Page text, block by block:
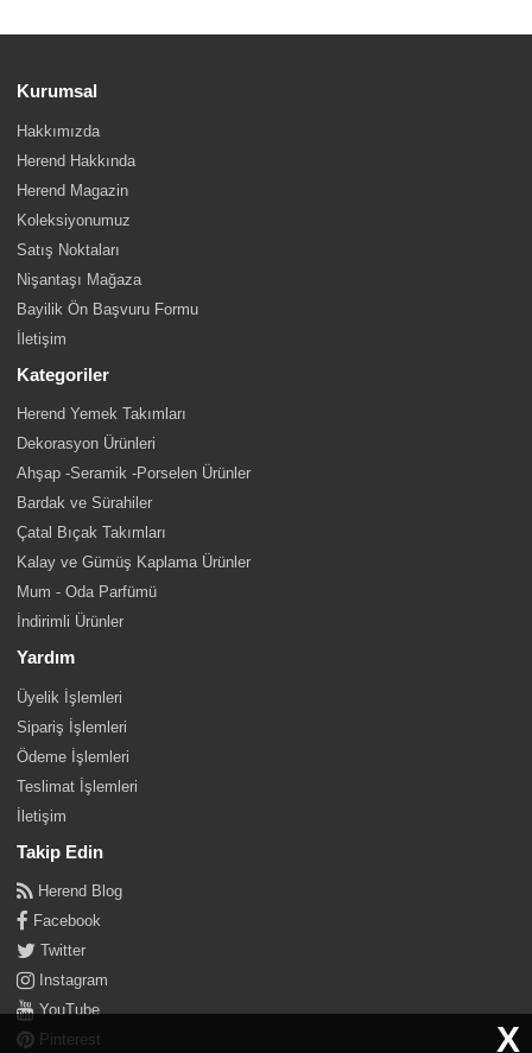
Kurumsal
Hakkımızda
Herend Hakkında
Herend Magazin
Koleksiyonumuz
Satış Noktaları
Nişantaşı Mağaza
Bayilik Ön Başvuru Formu
İletişim
Kategoriler
Herend Yemek Takımları
Dekorasyon Ürünleri
Ahşap -Seramik -Porselen Ürünler
Bardak ve Sürahiler
Çatal Bıçak Takımları
Kalay ve Gümüş Kaplama Ürünler
Mum - Oda Parfümü
İndirimli Ürünler
Yardım
Üyelik İşlemleri
Sipariş İşlemleri
Ödeme İşlemleri
Teslimat İşlemleri
İletişim
Takip Edin
Herend Blog
Facebook
Twitter
Instagram
YouTube
Pinterest
X